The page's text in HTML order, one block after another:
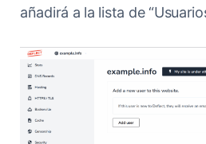
añadirá a la lista de